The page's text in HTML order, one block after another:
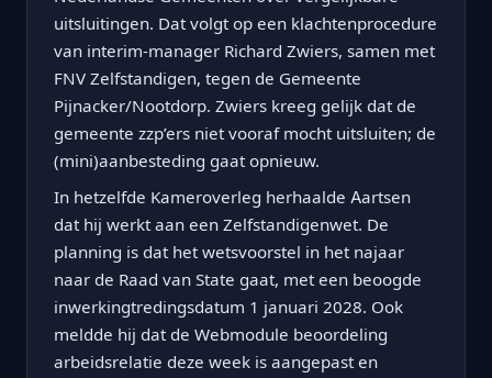
uitsluitingen. Dat volgt op een klachtenprocedure
van interim-manager Richard Zwiers, samen met
FNV Zelfstandigen, tegen de Gemeente
Pijnacker/Nootdorp. Zwiers kreeg gelijk dat de
gemeente zzp’ers niet vooraf mocht uitsluiten; de
(mini)aanbesteding gaat opnieuw.
In hetzelfde Kameroverleg herhaalde Aartsen
dat hij werkt aan een Zelfstandigenwet. De
planning is dat het wetsvoorstel in het najaar
naar de Raad van State gaat, met een beoogde
inwerkingtredingsdatum 1 januari 2028. Ook
meldde hij dat de Webmodule beoordeling
arbeidsrelatie deze week is aangepast en